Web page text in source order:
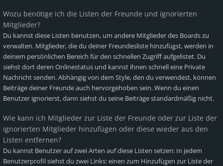
Wozu benötige ich die Listen der Freunde und ignorierten
Mitglieder?
Du kannst diese Listen benutzen, um andere Mitglieder des Boards zu
verwalten. Mitglieder, die du deiner Freundesliste hinzufügst, werden in
deinem persönlichen Bereich für den schnellen Zugriff aufgelistet. Du
siehst dort deren Onlinestatus und kannst ihnen schnell eine Private
Nachricht senden. Abhängig von dem Style, den du verwendest, können
Beiträge deiner Freunde auch hervorgehoben sein. Wenn du einen
Benutzer ignorierst, dann siehst du seine Beiträge standardmäßig nicht.
Wie kann ich Mitglieder zur Liste der Freunde oder zur Liste der
ignorierten Mitglieder hinzufügen oder diese wieder aus den
Listen entfernen?
Du kannst Benutzer auf zwei Arten auf diese Listen setzen: In jedem
Benutzerprofil siehst du zwei Links: einen zum Hinzufügen zur Liste der